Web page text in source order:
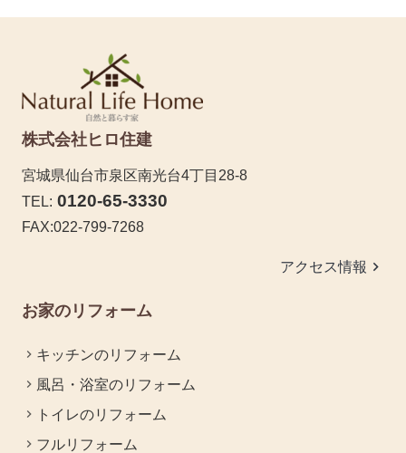
株式会社ヒロ住建
宮城県仙台市泉区南光台4丁目28-8
TEL: 0120-65-3330
FAX:022-799-7268
アクセス情報 keyboard_arrow_right
お家のリフォーム
キッチンのリフォーム
風呂・浴室のリフォーム
トイレのリフォーム
フルリフォーム